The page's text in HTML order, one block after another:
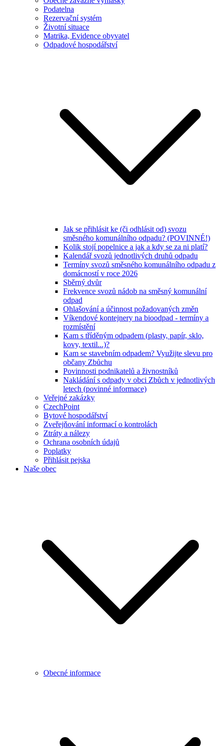
Podatelna
Rezervační systém
Životní situace
Matrika, Evidence obyvatel
Odpadové hospodářství
Jak se přihlásit ke (či odhlásit od) svozu
směsného komunálního odpadu? (POVINNÉ!)
Kolik stojí popelnice a jak a kdy se za ni platí?
Kalendář svozů jednotlivých druhů odpadu
Termíny svozů směsného komunálního odpadu z
domácností v roce 2026
Sběrný dvůr
Frekvence svozů nádob na směsný komunální
odpad
Ohlašování a účinnost požadovaných změn
Víkendové kontejnery na bioodpad - termíny a
rozmístění
Kam s tříděným odpadem (plasty, papír, sklo,
kovy, textil...)?
Kam se stavebním odpadem? Využijte slevu pro
občany Zbůchu
Povinnosti podnikatelů a živnostníků
Nakládání s odpady v obci Zbůch v jednotlivých
letech (povinné informace)
Veřejné zakázky
CzechPoint
Bytové hospodářství
Zveřejňování informací o kontrolách
Ztráty a nálezy
Ochrana osobních údajů
Poplatky
Přihlásit pejska
Naše obec
Obecné informace